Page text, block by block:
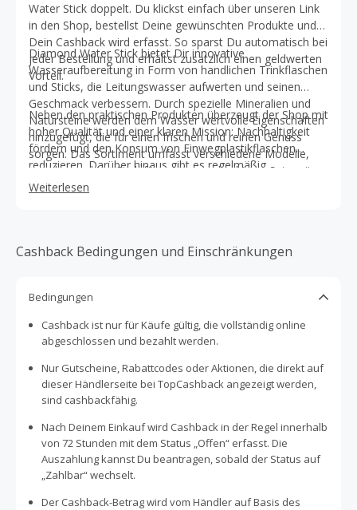
Water Stick doppelt. Du klickst einfach über unseren Link
in den Shop, bestellst Deine gewünschten Produkte und
Dein Cashback wird erfasst. So sparst Du automatisch bei
jeder Bestellung und erhältst zusätzlich einen geldwerten
Vorteil.
Diamond Water Stick bietet Dir innovative
Wasseraufbereitung in Form von handlichen Trinkflaschen
und Sticks, die Leitungswasser aufwerten und seinen
Geschmack verbessern. Durch spezielle Mineralien und
Natursteine werden dem Wasser wertvolle Eigenschaften
hinzugefügt, die für einen frischen und reinen Genuss
sorgen. Das Sortiment umfasst verschiedene Modelle,
vom kompakten Stick für unterwegs bis hin zu Sets mit
Zubehör. Damit richtet sich Diamond Water Stick an alle,
Neben den praktischen Produkten überzeugt der Shop mit
hoher Qualität und einer klaren Mission: Nachhaltigkeit
fördern und den Konsum von Einwegplastikflaschen
reduzieren. Darüber hinaus gibt es regelmäßig
Rabattaktionen und attraktive Angebote, die Du
problemlos mit Deinem Cashback kombinieren kannst. So
Umwelt.
Weiterlesen
Cashback Bedingungen und Einschränkungen
Bedingungen
Cashback ist nur für Käufe gültig, die vollständig online
abgeschlossen und bezahlt werden.
Nur Gutscheine, Rabattcodes oder Aktionen, die direkt auf
dieser Händlerseite bei TopCashback angezeigt werden,
sind cashbackfähig.
Nach Deinem Einkauf wird Cashback in der Regel innerhalb
von 72 Stunden mit dem Status „Offen“ erfasst. Die
Auszahlung kannst Du beantragen, sobald der Status auf
„Zahlbar“ wechselt.
Der Cashback-Betrag wird vom Händler auf Basis des